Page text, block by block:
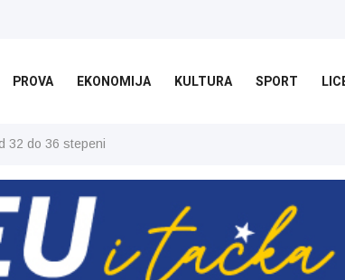
PROVA EKONOMIJA KULTURA SPORT
32 do 36 stepeni